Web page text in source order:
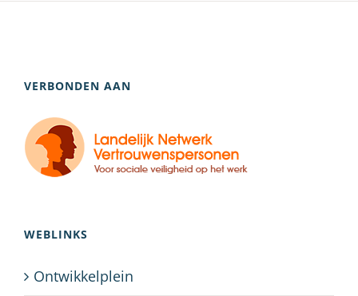
VERBONDEN AAN
WEBLINKS
Ontwikkelplein